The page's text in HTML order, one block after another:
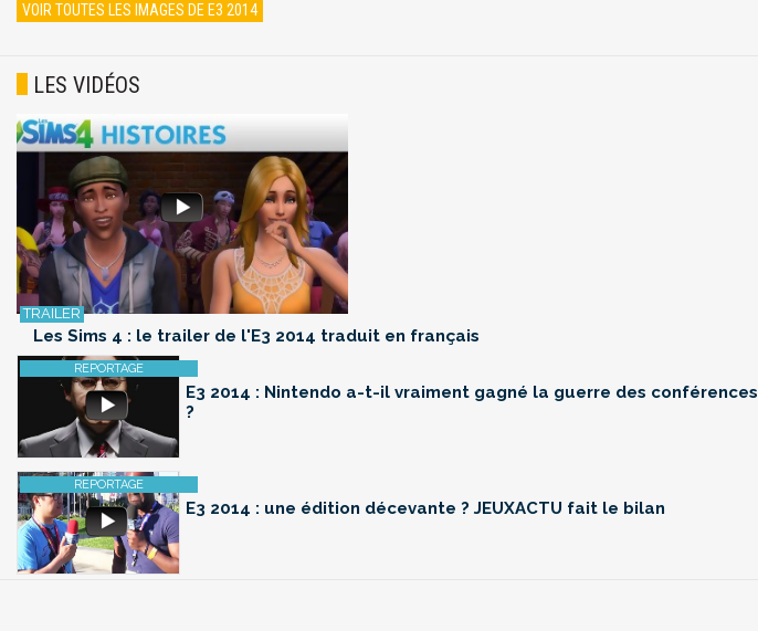
VOIR TOUTES LES IMAGES DE E3 2014
LES VIDÉOS
Les Sims 4 : le trailer de l'E3 2014 traduit en français
E3 2014 : Nintendo a-t-il vraiment gagné la guerre des conférences
?
E3 2014 : une édition décevante ? JEUXACTU fait le bilan